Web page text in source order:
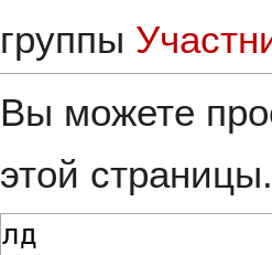
группы
Вы можете
этой страницы.